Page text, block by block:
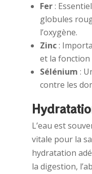
Fer:
globules
l’oxygène.
Zinc:
et la
Sélénium :
contre les
L’eau est
vitale pour la
hydratation
la digestion,